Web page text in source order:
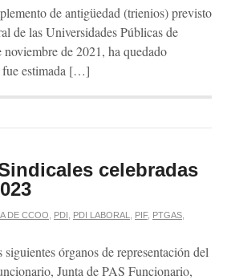
de antigüedad (trienios) previsto
de las Universidades Públicas de
de 2021, ha quedado
fue estimada […]
celebradas
DE CCOO PDI PDI LABORAL PIF, PTGAS
órganos de representación del
Junta de PAS Funcionario,